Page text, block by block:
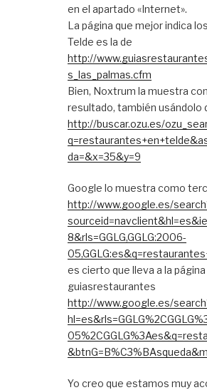
en el apartado «Internet».
La página que mejor indica
Telde es la de
http://
s_las_palmas.cfm
Bien, Noxtrum la muestra
resultado, también usándolo
http://buscar.ozu.es/
da=&x=35&y=9
Google lo muestra como
http://www.google.es/
8&rls=GGLG,GGLG:2006-
es cierto que lleva a la
guiasrestaurantes
http://www.google.es/
Yo creo que estamos muy